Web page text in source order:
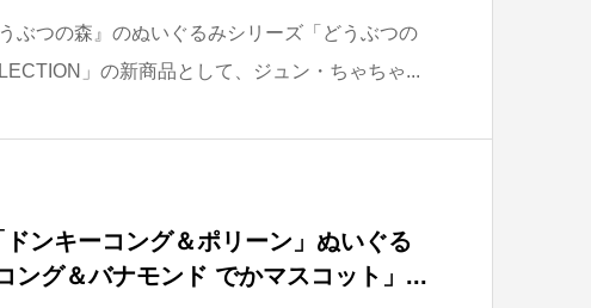
ぶつの森』のぬいぐるみシリーズ「どうぶつの
」の新商品として、ジュン・ちゃちゃ...
ンキーコング＆ポリーン」ぬいぐる
ング＆バナモンド でかマスコット」...